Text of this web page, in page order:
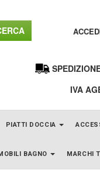
IVA
PIATTI DOCCIA
BAGNO MARCHI